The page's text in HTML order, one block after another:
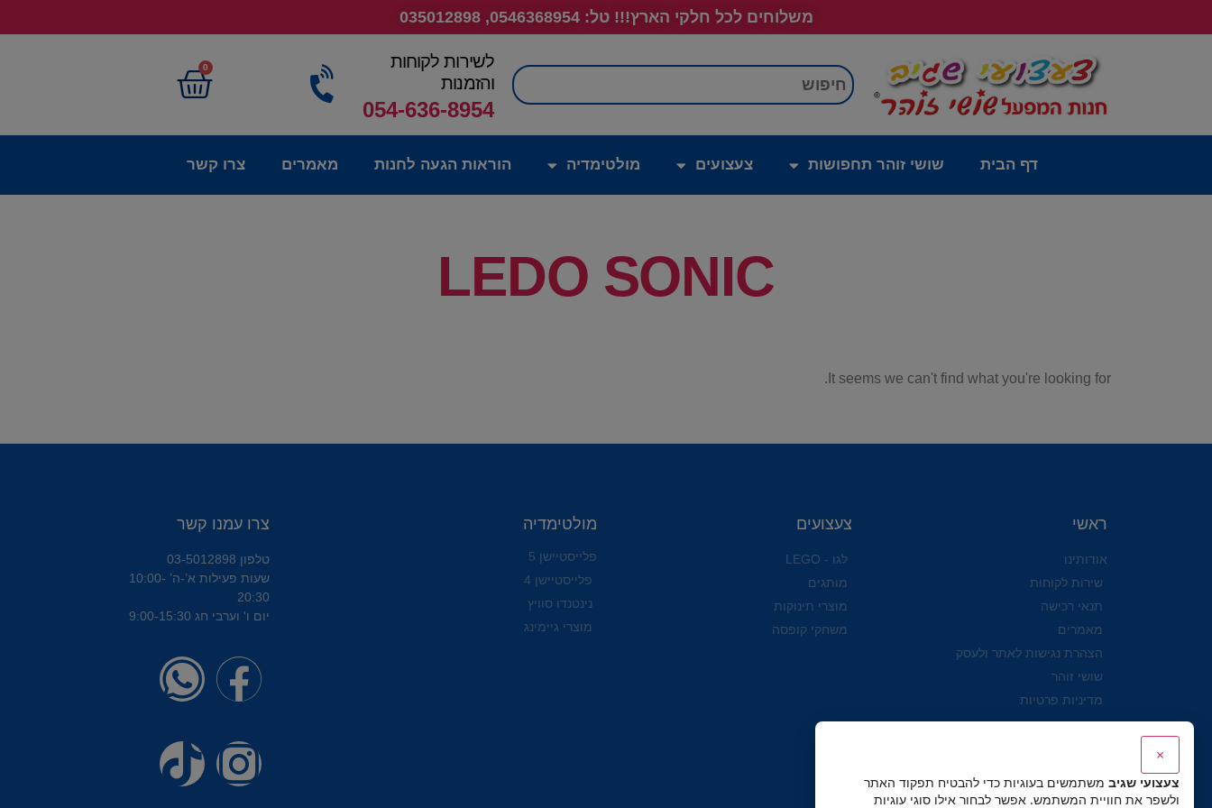
משלוחים לכל חלקי הארץ!!! טל: 0546368954, 035012898
חיפוש
לשירות לקוחות
והזמנות
054-636-8954
0
דף הבית שושי זוהר תחפושות צעצועים מולטימדיה הוראות הגעה לחנות מאמרים צרו קשר
LEDO SONIC
It seems we can't find what you're looking for.
ראשי
אודותינו
שירות לקוחות
תנאי רכישה
מאמרים
הצהרת נגישות לאתר ולעסק
שושי זוהר
מדיניות פרטיות
צעצועים
לגו - LEGO
מותגים
מוצרי תינוקות
משחקי קופסה
מולטימדיה
פלייסטיישן 5
פלייסטיישן 4
נינטנדו סוויץ
מוצרי גיימינג
צרו עמנו קשר
טלפון 03-5012898
שעות פעילות א’-ה’ 10:00-
20:30
יום ו' וערבי חג 9:00-15:30
×
צעצועי שגיב משתמשים בעוגיות כדי להבטיח תפקוד האתר
ולשפר את חוויית המשתמש. אפשר לבחור אילו סוגי עוגיות